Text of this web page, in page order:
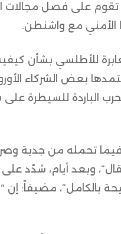
على فصل مجالات
الأمني مع واشنطن.
للأطلسي بشأن
بعض الشركاء
الباردة للسيطرة على
تحمله من جدية
وبعد أيام، شدّد
بالكامل”، مضيفاً: